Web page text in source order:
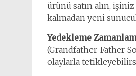
ürünü satın alın,
kalmadan yeni
Yedekleme
(Grandfather-Father-
olaylarla